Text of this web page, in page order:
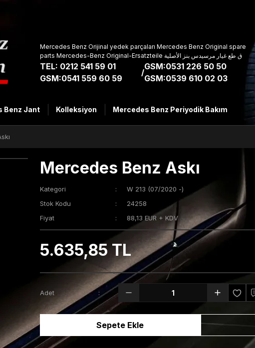
Mercedes Benz Orijinal yedek parçaları Mercedes Benz Original spare
parts Mercedes-Benz Original-Ersatzteile ق طع غيار مرسيدس بنز الأصلية
TEL: 0212 541 59 01
GSM:0541 559 60 59
/
GSM:0531 226 50 50
GSM:0539 610 02 03
Benz Jant Kolleksiyon Mercedes Benz Periyodik Bakım
Mercedes Benz Askı
Kategori
W 213 (07/2020 -)
Stok Kodu
24258
Fiyat
88,13 EUR + KDV
5.635,85 TL
Adet
Sepete Ekle